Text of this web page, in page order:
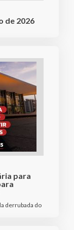
de 2026
para
derrubada do